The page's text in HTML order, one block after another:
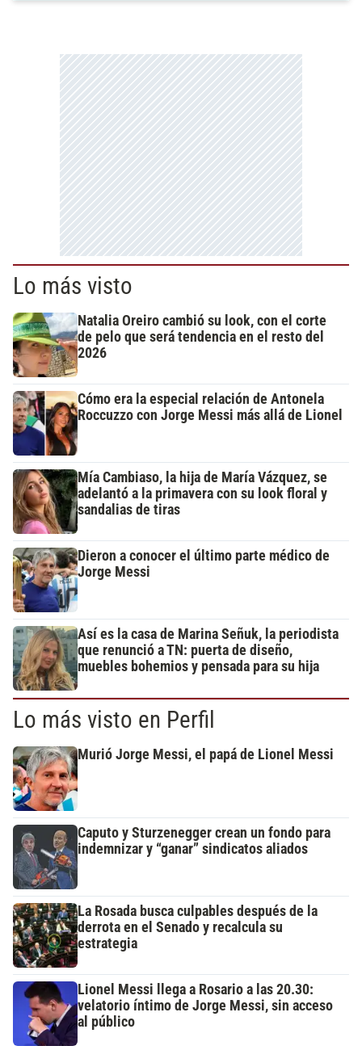
Lo más visto
Natalia Oreiro cambió su look, con el corte
de pelo que será tendencia en el resto del
2026
Cómo era la especial relación de Antonela
Roccuzzo con Jorge Messi más allá de Lionel
Mía Cambiaso, la hija de María Vázquez, se
adelantó a la primavera con su look floral y
sandalias de tiras
Dieron a conocer el último parte médico de
Jorge Messi
Así es la casa de Marina Señuk, la periodista
que renunció a TN: puerta de diseño,
muebles bohemios y pensada para su hija
Lo más visto en Perfil
Murió Jorge Messi, el papá de Lionel Messi
Caputo y Sturzenegger crean un fondo para
indemnizar y “ganar” sindicatos aliados
La Rosada busca culpables después de la
derrota en el Senado y recalcula su
estrategia
Lionel Messi llega a Rosario a las 20.30:
velatorio íntimo de Jorge Messi, sin acceso
al público